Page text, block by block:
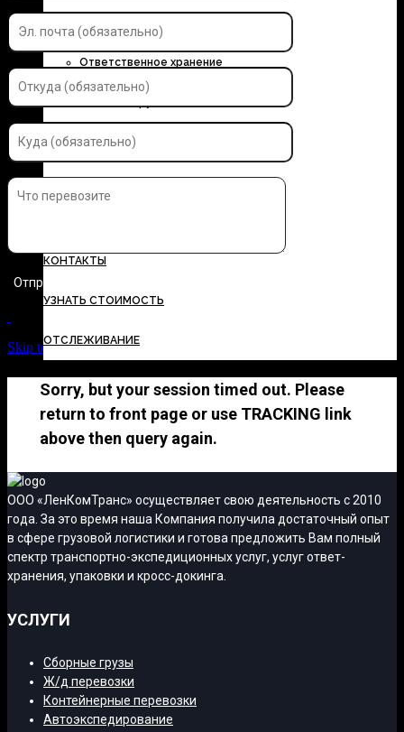
Автоэкспедирование
Ответственное хранение
Страхование грузов
ДОКУМЕНТЫ
КОНТАКТЫ
УЗНАТЬ СТОИМОСТЬ
ОТСЛЕЖИВАНИЕ
Skip to Content
Sorry, but your session timed out. Please
return to front page or use TRACKING link
above then query again.
ООО «ЛенКомТранс» осуществляет свою деятельность с 2010
года. За это время наша Компания получила достаточный опыт
в сфере грузовой логистики и готова предложить Вам полный
спектр транспортно-экспедиционных услуг, услуг ответ-
хранения, упаковки и кросс-докинга.
УСЛУГИ
Сборные грузы
Ж/д перевозки
Контейнерные перевозки
Автоэкспедирование